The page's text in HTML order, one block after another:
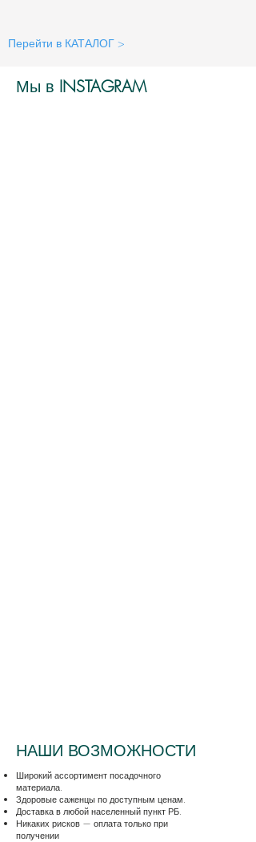
Перейти в КАТАЛОГ >
Мы в INSTAGRAM
НАШИ ВОЗМОЖНОСТИ
Широкий ассортимент посадочного
материала.
Здоровые саженцы по доступным ценам.
Доставка в любой населенный пункт РБ.
Никаких рисков — оплата только при
получении